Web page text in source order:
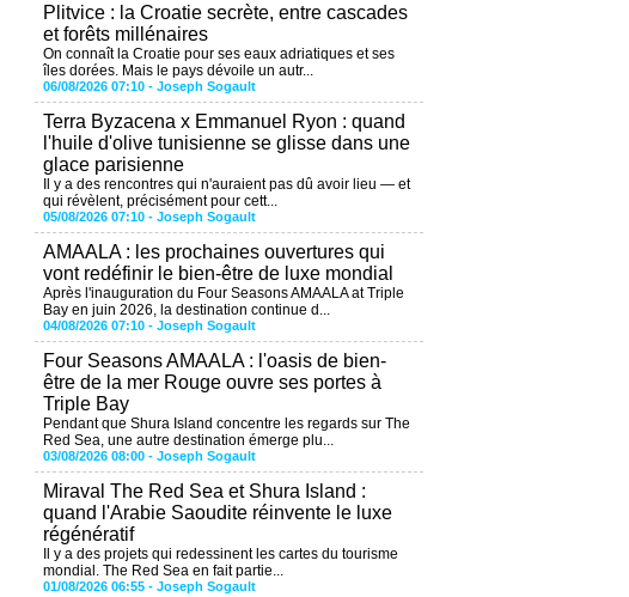
Plitvice : la Croatie secrète, entre cascades
et forêts millénaires
On connaît la Croatie pour ses eaux adriatiques et ses
îles dorées. Mais le pays dévoile un autr...
06/08/2026 07:10 - Joseph Sogault
Terra Byzacena x Emmanuel Ryon : quand
l'huile d'olive tunisienne se glisse dans une
glace parisienne
Il y a des rencontres qui n'auraient pas dû avoir lieu — et
qui révèlent, précisément pour cett...
05/08/2026 07:10 - Joseph Sogault
AMAALA : les prochaines ouvertures qui
vont redéfinir le bien-être de luxe mondial
Après l'inauguration du Four Seasons AMAALA at Triple
Bay en juin 2026, la destination continue d...
04/08/2026 07:10 - Joseph Sogault
Four Seasons AMAALA : l'oasis de bien-
être de la mer Rouge ouvre ses portes à
Triple Bay
Pendant que Shura Island concentre les regards sur The
Red Sea, une autre destination émerge plu...
03/08/2026 08:00 - Joseph Sogault
Miraval The Red Sea et Shura Island :
quand l'Arabie Saoudite réinvente le luxe
régénératif
Il y a des projets qui redessinent les cartes du tourisme
mondial. The Red Sea en fait partie...
01/08/2026 06:55 - Joseph Sogault